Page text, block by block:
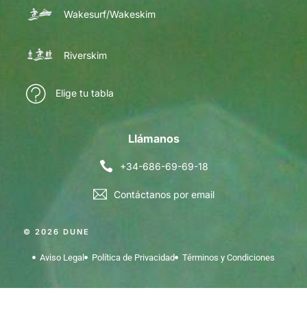
Wakesurf/Wakeskim
Riverskim
Elige tu tabla
Llámanos
+34-686-69-69-18
Contáctanos por email
© 2026 DUNE
Aviso Legal Política de Privacidad Términos y Condiciones